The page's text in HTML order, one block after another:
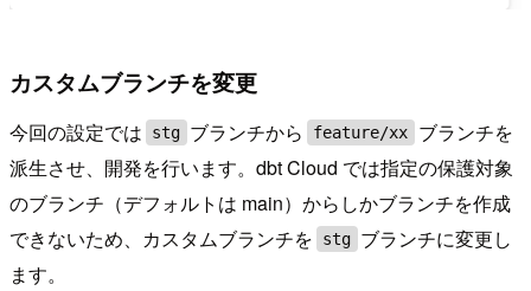
カスタムブランチを変更
今回の設定では stg ブランチから feature/xx
ブランチを
派生させ、開発を行います。dbt Cloud では指定の保護対象
のブランチ（デフォルトは main）からしかブランチを作成
できないため、カスタムブランチを
stg ブランチに変更し
ます。